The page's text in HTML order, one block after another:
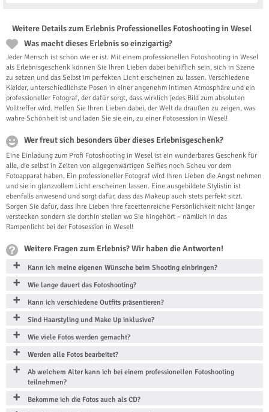
Weitere Details zum Erlebnis Professionelles Fotoshooting in Wesel
Was macht dieses Erlebnis so einzigartig?
Jeder Mensch ist schön wie er ist. Mit einem professionellen Fotoshooting in Wesel
als Erlebnisgeschenk können Sie Ihren Lieben dabei behilflich sein, sich in Szene
zu setzen und das Selbst im perfekten Licht erscheinen zu lassen. Verschiedene
Kleider, unterschiedlichste Posen in einer angenehm intimen Atmosphäre und ein
professioneller Fotograf, der dafür sorgt, dass wirklich jedes Bild zum absoluten
Volltreffer wird. Helfen Sie Ihren Lieben dabei, der Welt da draußen zu zeigen, was
wahre Schönheit ist und laden Sie sie ein, zu einer Fotosession in Wesel!
Wer freut sich besonders über dieses Erlebnisgeschenk?
Eine Einladung zum Profi Fotoshooting in Wesel ist ein wunderbares Geschenk für
alle, die selbst in Zeiten von allgegenwärtigen Selfies noch Scheu vor dem
Fotoapparat haben. Ein professioneller Fotograf wird Ihren Lieben die Angst nehmen
und sie in glanzvollem Licht erscheinen lassen. Eine ausgebildete Stylistin ist
ebenfalls anwesend und sorgt dafür, dass das Makeup auch stets perfekt sitzt.
Sorgen Sie dafür, dass Ihre Lieben ihre facettenreiche Persönlichkeit nicht länger
verstecken sondern sie dorthin stellen wo Sie hingehört – nämlich in das
Rampenlicht bei der Fotosession in Wesel!
Weitere Fragen zum Erlebnis? Wir haben die Antworten!
Kann ich meine eigenen Wünsche beim Shooting einbringen?
Wie lange dauert das Fotoshooting?
Kann ich verschiedene Outfits präsentieren?
Sind Haarstyling und Make Up inklusive?
Wie viele Fotos werden gemacht?
Werden alle Fotos bearbeitet?
Ab welchem Alter kann ich bei einem professionellen Fotoshooting
teilnehmen?
Bekomme ich die Fotos auch als CD?